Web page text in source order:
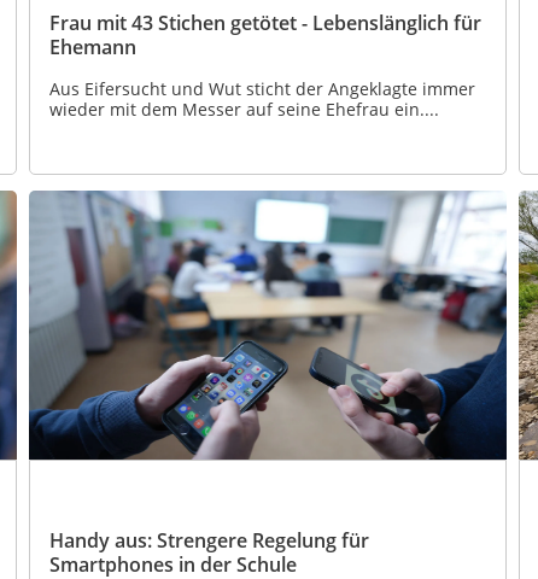
Frau mit 43 Stichen getötet - Lebenslänglich für
Ehemann
Aus Eifersucht und Wut sticht der Angeklagte immer
wieder mit dem Messer auf seine Ehefrau ein....
Handy aus: Strengere Regelung für
Smartphones in der Schule